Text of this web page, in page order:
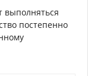
выполняться
постепенно